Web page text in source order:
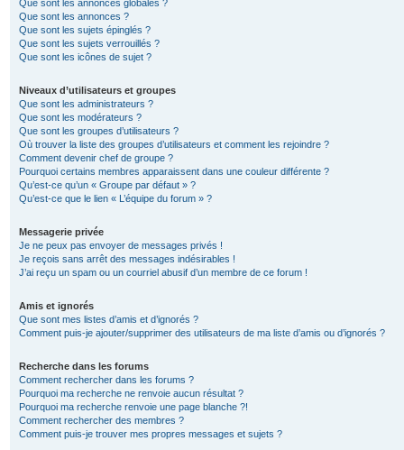
Que sont les annonces globales ?
Que sont les annonces ?
Que sont les sujets épinglés ?
Que sont les sujets verrouillés ?
Que sont les icônes de sujet ?
Niveaux d’utilisateurs et groupes
Que sont les administrateurs ?
Que sont les modérateurs ?
Que sont les groupes d’utilisateurs ?
Où trouver la liste des groupes d’utilisateurs et comment les rejoindre ?
Comment devenir chef de groupe ?
Pourquoi certains membres apparaissent dans une couleur différente ?
Qu’est-ce qu’un « Groupe par défaut » ?
Qu’est-ce que le lien « L’équipe du forum » ?
Messagerie privée
Je ne peux pas envoyer de messages privés !
Je reçois sans arrêt des messages indésirables !
J’ai reçu un spam ou un courriel abusif d’un membre de ce forum !
Amis et ignorés
Que sont mes listes d’amis et d’ignorés ?
Comment puis-je ajouter/supprimer des utilisateurs de ma liste d’amis ou d’ignorés ?
Recherche dans les forums
Comment rechercher dans les forums ?
Pourquoi ma recherche ne renvoie aucun résultat ?
Pourquoi ma recherche renvoie une page blanche ?!
Comment rechercher des membres ?
Comment puis-je trouver mes propres messages et sujets ?